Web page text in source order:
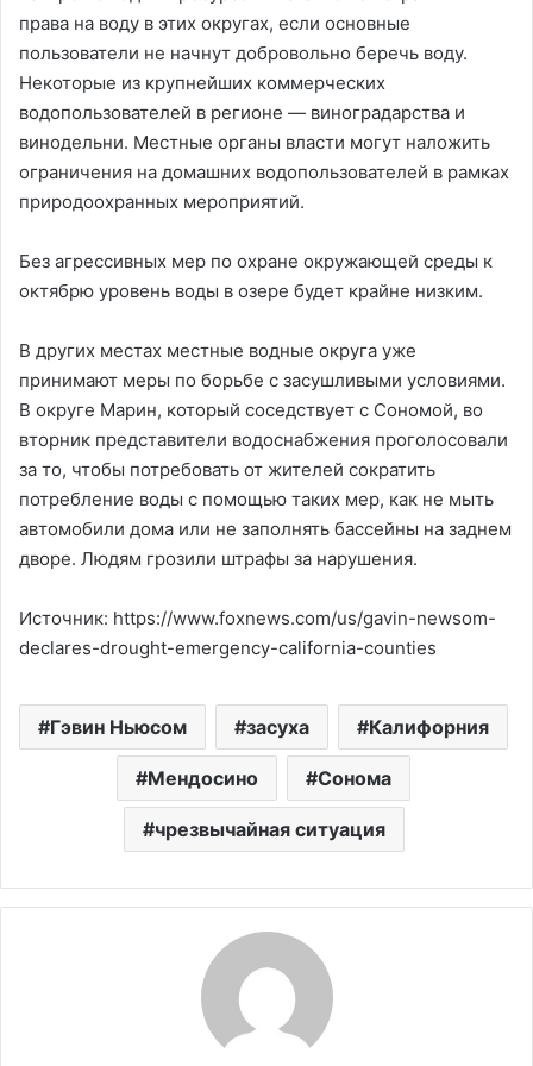
права на воду в этих округах, если основные
пользователи не начнут добровольно беречь воду.
Некоторые из крупнейших коммерческих
водопользователей в регионе — виноградарства и
винодельни. Местные органы власти могут наложить
ограничения на домашних водопользователей в рамках
природоохранных мероприятий.
Без агрессивных мер по охране окружающей среды к
октябрю уровень воды в озере будет крайне низким.
В других местах местные водные округа уже
принимают меры по борьбе с засушливыми условиями.
В округе Марин, который соседствует с Сономой, во
вторник представители водоснабжения проголосовали
за то, чтобы потребовать от жителей сократить
потребление воды с помощью таких мер, как не мыть
автомобили дома или не заполнять бассейны на заднем
дворе. Людям грозили штрафы за нарушения.
Источник: https://www.foxnews.com/us/gavin-newsom-
declares-drought-emergency-california-counties
Гэвин Ньюсом засуха Калифорния
Мендосино Сонома
чрезвычайная ситуация